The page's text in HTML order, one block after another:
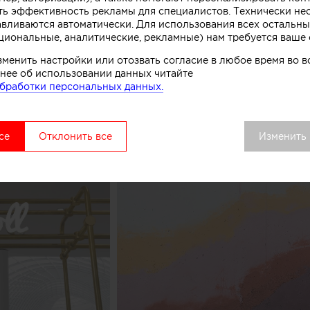
точки выделяется среди других объектов
сосредоточить внимание покупателей как на
процессе, в основе которого перемешивание
рассказывают авторы этого небольшого
эффективность рекламы для специалистов. Технически
автоматически. Для использования всех
аналитические, рекламные) нам требуется ваше
настройки или отозвать согласие в любое время во
об использовании данных читайте
персональных данных.
Отклонить все Изменить